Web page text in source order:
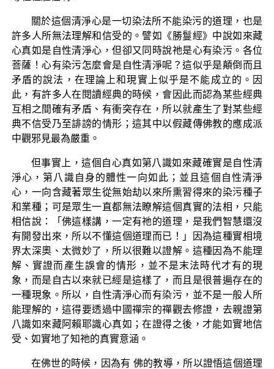
關於這個清淨心是一切染法所不能染污的道理，也是
許多人所無法理解和信受的。譬如《勝鬘經》中說如來藏
心真如是自性清淨心，但卻又同時說祂是心有染污。各位
菩薩！心有染污怎麼會是自性清淨呢？這似乎是顛倒而且
矛盾的說法，在理論上和現實上似乎是不能成立的。因
此，有許多人在閱讀經典的時候，會因此而認為某些經典
互相之間確有矛盾、有衝突存在，所以就產生了對某些經
典不信受乃至誹謗的情形；這其中以假藏傳佛教的應成派
中觀邪見最為嚴重。
但事實上，這個自心真如第八識如來藏確實是自性清
淨心，第八識自身的體性一向如此；並且這個自性清淨
心，一向含藏著眾生從無始劫以來所熏習得來的染污種子
和業種；可是眾生一直都無法瞭解這個真實的法相，只能
相信說：「佛這樣講，一定有祂的道理，是我們智慧還沒
有開發出來，所以不懂這個道理而已！」因為這種實相境
界太深奧、太微妙了，所以很難以證解。這種因為不能理
解、實證而產生誤會的情形，並不是末法時代才有的現
象，而是自古以來就已經是這樣了，而且是很普遍存在的
一種現象。所以，自性清淨心而有染污，並不是一般人所
能理解的，這得要透過中國禪宗的禪觀去修證，去親證第
八識如來藏阿賴耶識心真如；在證得之後，才能如實地信
受、如實地了知祂的真實意涵。
在佛世的時候，因為有 佛的教導，所以證悟這個道理